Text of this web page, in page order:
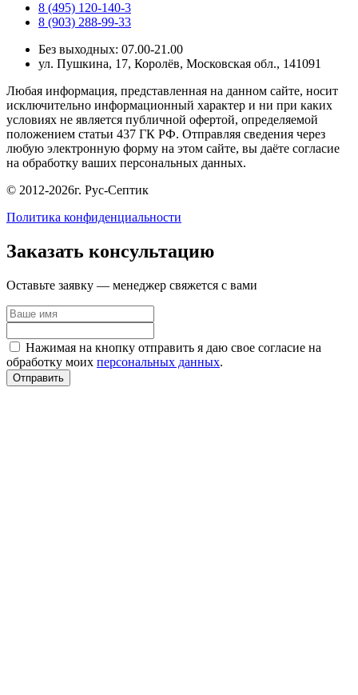
8 (495) 120-140-3
8 (903) 288-99-33
Без выходных: 07.00-21.00
ул. Пушкина, 17, Королёв, Московская обл., 141091
Любая информация, представленная на данном сайте, носит
исключительно информационный характер и ни при каких
условиях не является публичной офертой, определяемой
положением статьи 437 ГК РФ. Отправляя сведения через
любую электронную форму на этом сайте, вы даёте согласие
на обработку ваших персональных данных.
© 2012-2026г. Рус-Септик
Политика конфиденциальности
Заказать консультацию
Оставьте заявку — менеджер свяжется с вами
Нажимая на кнопку отправить я даю свое согласие на
обработку моих персональных данных.
Отправить